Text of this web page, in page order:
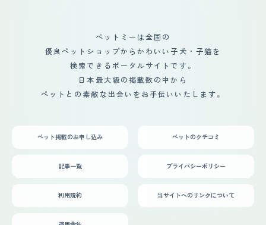
ら離れていきますが噛んだりなど攻撃はしてこないです。
最近は、こどものおもちゃが気になるようで密かに寝床に
持ち帰りかじったりしていますが相変わらず叱ってもその
場だけで日が経てば何度でも繰り返しています。いつまで
も子犬のままなような性格で我が家に笑顔をくれます。
ペットミーは全国の
優良ペットショップからかわいい子犬・子猫を
検索できるポータルサイトです。
日本最大級の掲載数の中から
ペットとの素敵な出会いをお手伝いいたします。
ペット掲載のお申し込み ペットのクチコミ
記事一覧 プライバシーポリシー
利用規約 当サイトへのリンクについて